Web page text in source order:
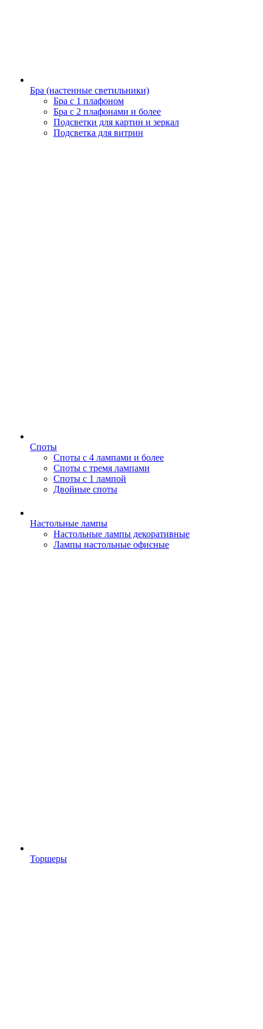
Бра (настенные светильники)
Бра с 1 плафоном
Бра с 2 плафонами и более
Подсветки для картин и зеркал
Подсветка для витрин
Споты
Споты с 4 лампами и более
Споты с тремя лампами
Споты с 1 лампой
Двойные споты
Настольные лампы
Настольные лампы декоративные
Лампы настольные офисные
Торшеры